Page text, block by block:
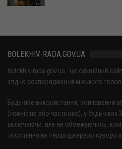
BOLEKHIV-RADA.GOV.UA
Bolekhiv-rada.gov.ua - це офіційний
згідно розпорядження міського
Будь-яке використання, копіювання
(повністю або частково), у будь-яких
включаючи, але не обмежуючись,
посилання на першоджерело суворо